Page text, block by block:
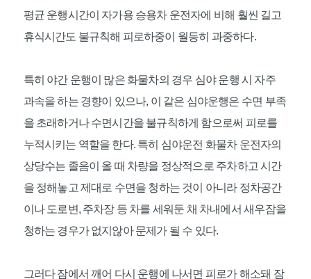
평균 운행시간이 자가용 승용차 운전자에 비해 훨씬 길고
휴식시간도 불규칙해 피로하중이 월등히 과중하다.
특히 야간 운행이 많은 화물차의 경우 심야 운행 시 자주
과속을 하는 경향이 있으나, 이 같은 심야운행은 수면 부족
을 초래하거나 수면시간을 불규칙하게 함으로써 피로를
누적시키는 역할을 한다. 특히 심야운전 화물차 운전자의
상당수는 졸음이 올 때 차량을 정상적으로 주차하고 시간
을 정해놓고 제대로 수면을 청하는 것이 아니라 정차공간
이나 도로변, 주차장 등 차를 세워둔 채 차내에서 새우잠을
청하는 경우가 없지않아 문제가 될 수 있다.
그러다 잠에서 깨어 다시 운행에 나서면 피로가 해소돼 잠